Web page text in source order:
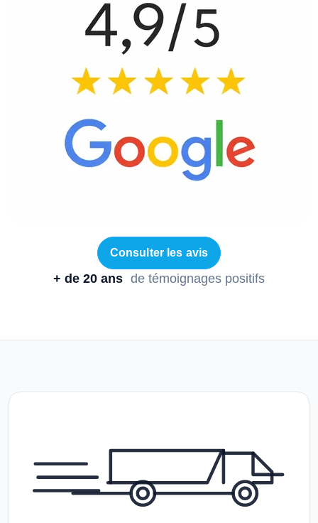
Consulter les avis
+ de 20 ans de témoignages positifs